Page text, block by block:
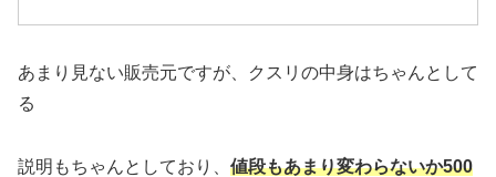
あまり見ない販売元ですが、クスリの中身はちゃんとして
る
説明もちゃんとしており、 値段もあまり変わらないか500